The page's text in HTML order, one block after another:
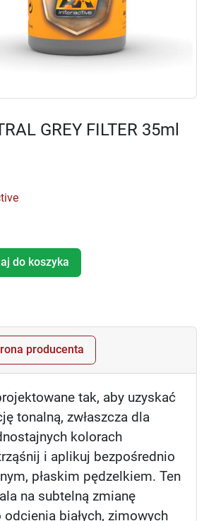
GREY FILTER 35ml
do koszyka
producenta
tak, aby uzyskać
tonalną, zwłaszcza dla
kolorach
i aplikuj bezpośrednio
płaskim pędzelkiem. Ten
na subtelną zmianę
białych, zimowych